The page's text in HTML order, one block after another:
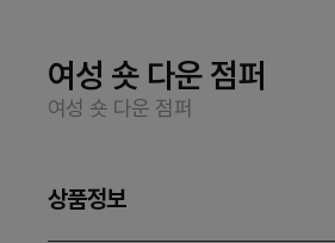
여성 숏 다운 점퍼
여성 숏 다운 점퍼
상품정보